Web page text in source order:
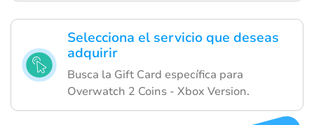
Selecciona el servicio que deseas
adquirir
Busca la Gift Card específica para
Overwatch 2 Coins - Xbox Version.